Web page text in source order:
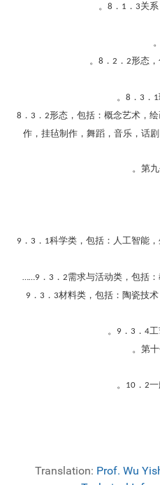
8 ． 1 ． 3关系
8 ． 2 ． 2形态，
8 ． 3 ． 1
8 ． 3 ． 2形态，包括：概念艺术，
作，挂毡制作，舞蹈，音乐，话
第九
9 ． 3 ． 1科学类，包括：人工智能
9 ． 3 ． 2需求与活动类，包括
……
9 ． 3 ． 3材料类，包括：陶瓷技
9 ． 3 ． 4工
第十
10 ． 2一
Translation: Prof. Wu